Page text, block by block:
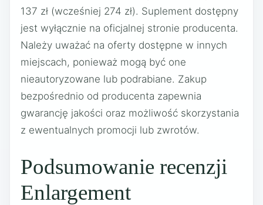
137 zł (wcześniej 274 zł). Suplement dostępny
jest wyłącznie na oficjalnej stronie producenta.
Należy uważać na oferty dostępne w innych
miejscach, ponieważ mogą być one
nieautoryzowane lub podrabiane. Zakup
bezpośrednio od producenta zapewnia
gwarancję jakości oraz możliwość skorzystania
z ewentualnych promocji lub zwrotów.
Podsumowanie recenzji
Enlargement